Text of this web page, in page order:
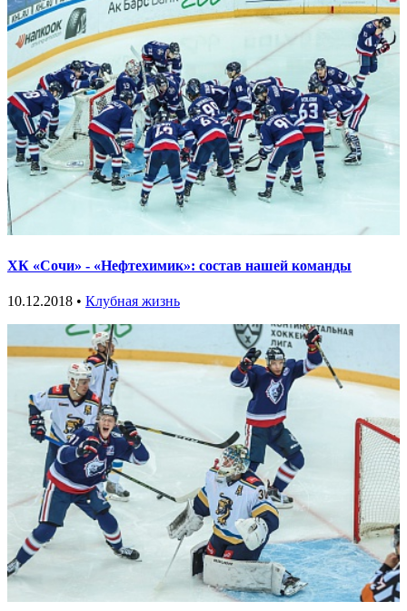
ХК «Сочи» - «Нефтехимик»: состав нашей команды
10.12.2018 • Клубная жизнь